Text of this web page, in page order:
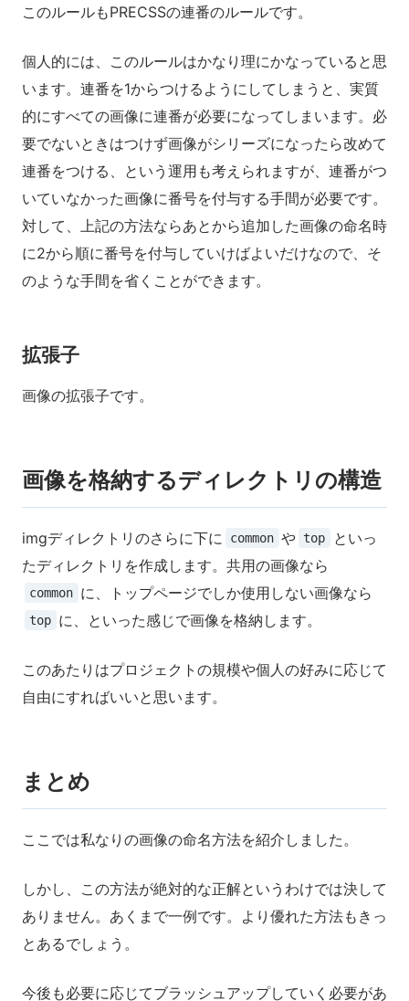
このルールもPRECSSの連番のルールです。
個人的には、このルールはかなり理にかなっていると思
います。連番を1からつけるようにしてしまうと、実質
的にすべての画像に連番が必要になってしまいます。必
要でないときはつけず画像がシリーズになったら改めて
連番をつける、という運用も考えられますが、連番がつ
いていなかった画像に番号を付与する手間が必要です。
対して、上記の方法ならあとから追加した画像の命名時
に2から順に番号を付与していけばよいだけなので、そ
のような手間を省くことができます。
拡張子
画像の拡張子です。
画像を格納するディレクトリの構造
imgディレクトリのさらに下に common や top
といっ
たディレクトリを作成します。共用の画像なら
common に、トップページでしか使用しない画像なら
top に、といった感じで画像を格納します。
このあたりはプロジェクトの規模や個人の好みに応じて
自由にすればいいと思います。
まとめ
ここでは私なりの画像の命名方法を紹介しました。
しかし、この方法が絶対的な正解というわけでは決して
ありません。あくまで一例です。より優れた方法もきっ
とあるでしょう。
今後も必要に応じてブラッシュアップしていく必要があ